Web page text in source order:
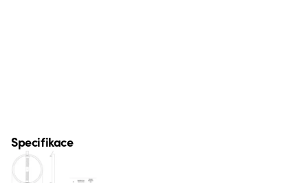
Specifikace